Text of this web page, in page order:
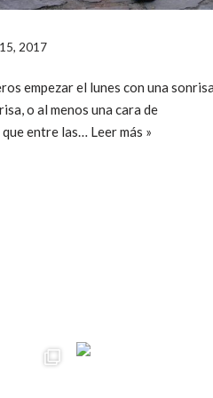
2017
empezar el lunes con una
o al menos una cara de
que entre las… Leer más »